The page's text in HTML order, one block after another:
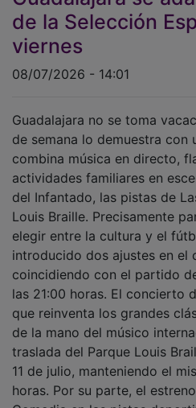
de la Selección
viernes
de semana lo demuestra con
combina música en directo,
actividades familiares en
del Infantado, las pistas de
Louis Braille. Precisamente
elegir entre la cultura y el
introducido dos ajustes en el
coincidiendo con el partido
las 21:00 horas. El concierto
que reinventa los grandes
de la mano del músico
traslada del Parque Louis
11 de julio, manteniendo el
horas. Por su parte, el
Comedia en las pistas